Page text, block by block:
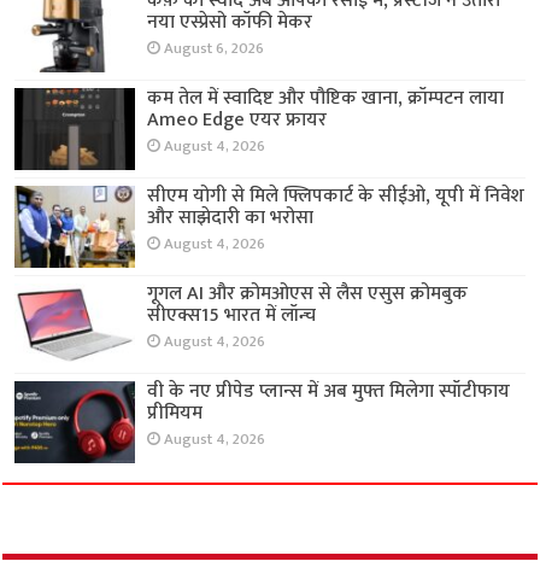
नया एस्प्रेसो कॉफी मेकर
August 6, 2026
कम तेल में स्वादिष्ट और पौष्टिक खाना, क्रॉम्पटन लाया
Ameo Edge एयर फ्रायर
August 4, 2026
सीएम योगी से मिले फ्लिपकार्ट के सीईओ, यूपी में निवेश
और साझेदारी का भरोसा
August 4, 2026
गूगल AI और क्रोमओएस से लैस एसुस क्रोमबुक
सीएक्स15 भारत में लॉन्च
August 4, 2026
वी के नए प्रीपेड प्लान्स में अब मुफ्त मिलेगा स्पॉटीफाय
प्रीमियम
August 4, 2026